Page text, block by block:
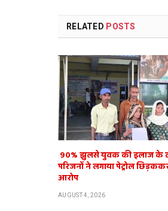
RELATED POSTS
90% झुलसे युवक की इलाज के
परिजनों ने लगाया पेट्रोल
आरोप
AUGUST 4, 2026